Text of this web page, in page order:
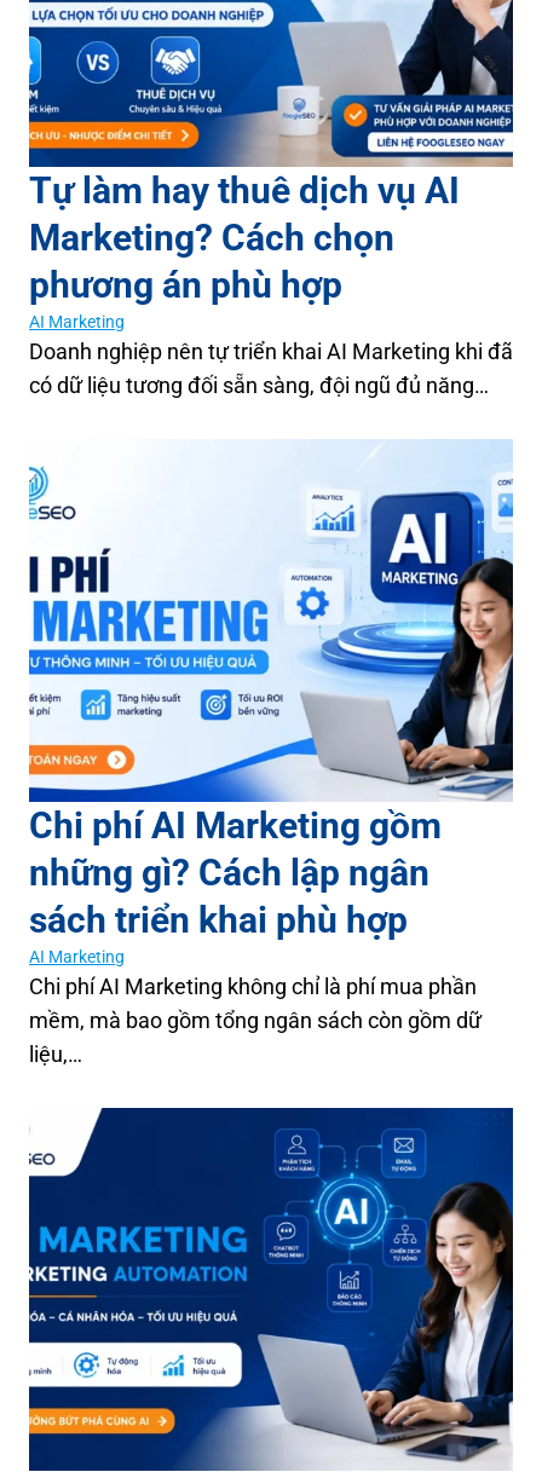
Tự làm hay thuê dịch vụ AI
Marketing? Cách chọn
phương án phù hợp
AI Marketing
Doanh nghiệp nên tự triển khai AI Marketing khi đã
có dữ liệu tương đối sẵn sàng, đội ngũ đủ năng…
Chi phí AI Marketing gồm
những gì? Cách lập ngân
sách triển khai phù hợp
AI Marketing
Chi phí AI Marketing không chỉ là phí mua phần
mềm, mà bao gồm tổng ngân sách còn gồm dữ
liệu,…